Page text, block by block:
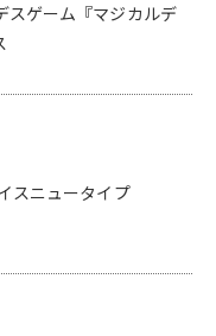
スゲーム『マジカルデ
スニュータイプ